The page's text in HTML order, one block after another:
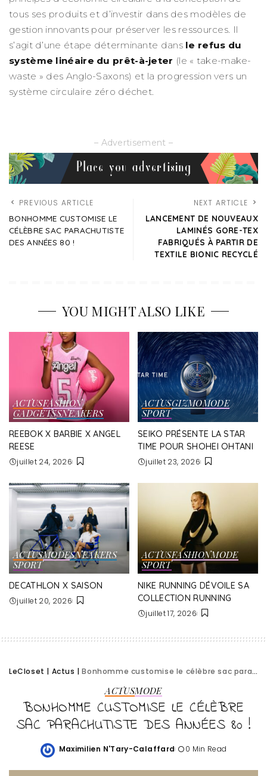
tous ses produits et d’investir dans des modèles de
gestion innovants pour préserver les ressources. Il
s’agit d’une étape déterminante dans le refus du
système linéaire du prêt-à-jeter (le « take-make-
waste » des Anglo-Saxons) et la progression vers un
système circulaire zéro déchet.
– Advertisement –
PREVIOUS ARTICLE
BONHOMME CUSTOMISE LE
CÉLÈBRE SAC PARACHUTISTE
DES ANNÉES 80 !
NEXT ARTICLE
LANCEMENT DE NOUVEAUX
LAMINÉS GORE-TEX
FABRIQUÉS À PARTIR DE
TEXTILE BIONIC RECYCLÉ
YOU MIGHT ALSO LIKE
ACTUSFASHION
GADGETSSNEAKERS
REEBOK X BARBIE X ANGEL
REESE
juillet 24, 2026
ACTUSGIZMOMODE
SPORT
SEIKO PRÉSENTE LA STAR
TIME POUR SHOHEI OHTANI
juillet 23, 2026
ACTUSMODESNEAKERS
SPORT
DECATHLON X SAISON
juillet 20, 2026
ACTUSFASHIONMODE
SPORT
NIKE RUNNING DÉVOILE SA
COLLECTION RUNNING
juillet 17, 2026
LeCloset | Actus |Bonhomme customise le célèbre sac parachutiste des années 80 !
ACTUSMODE
BONHOMME CUSTOMISE LE CÉLÈBRE
SAC PARACHUTISTE DES ANNÉES 80 !
Posted
Maximilien N'Tary-Calaffard 0 Min Read